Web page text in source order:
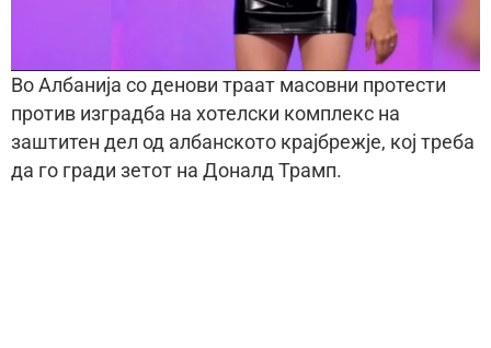
Во Албанија со денови траат масовни протести
против изградба на хотелски комплекс на
заштитен дел од албанското крајбрежје, кој треба
да го гради зетот на Доналд Трамп.